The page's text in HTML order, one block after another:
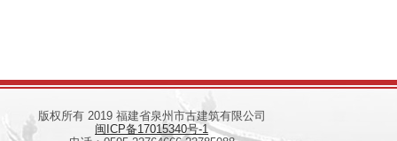
版权所有 2019 福建省泉州市古建筑有限公司
闽ICP备17015340号-1